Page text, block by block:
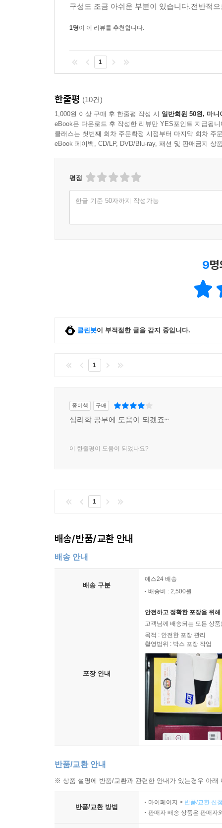
구성도 조금 아쉬운 부분이 있습니다.전반적
1명이 이 리뷰를 추천합니다.
1
한줄평 (10건)
1,000원 이상 구매 후 한줄평 작성 시 일반회원 50원, 마니
eBook은 다운로드 후 작성한 리뷰만 YES포인트 지급됩니
클래스는 첫번째 회차 주문확정 시점부터 마지막 회차 주
eBook 페이백, CD/LP, DVD/Blu-ray, 패션 및 판매금지 상
평점
한글 기준 50자까지 작성가능
9
클린봇이 부적절한 글을 감지 중입니다.
1
종이책 구매
심리학 공부에 도움이 되겠죠~
이 한줄평이 도움이 되었나요?
1
배송/반품/교환 안내
배송 안내
배송 구분
예스24 배송
배송비 : 2,500원
포장 안내
안전하고 정확한 포장을 위
고객님께 배송되는 모든 상
목적 : 안전한 포장 관리
촬영범위 : 박스 포장 작업
반품/교환 안내
※ 상품 설명에 반품/교환과 관련한 안내가 있는경우 아
반품/교환 방법
마이페이지 > 반품/교환 신
판매자 배송 상품은 판매자